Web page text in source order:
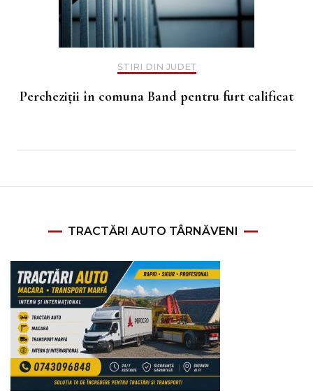
ȘTIRI DIN JUDEȚ
Percheziții în comuna Band pentru furt calificat
TRACTĂRI AUTO TÂRNĂVENI